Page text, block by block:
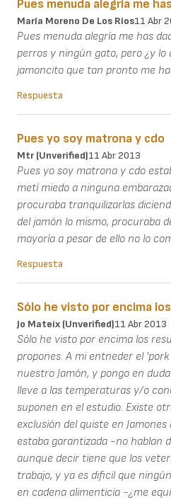
Pues menuda alegría me has
María Moreno De Los Ríos11 Abr
Pues menuda alegría me has
perros y ningún gato, pero ¿y
jamoncito que tan pronto me
Respuesta
Pues yo soy matrona y cdo
Mtr (unverified)11 Abr 2013
Pues yo soy matrona y cdo
metí miedo a ninguna
procuraba tranquilizarlas
del jamón lo mismo, procuraba
mayoría a pesar de ello no lo
Respuesta
Sólo he visto por encima los
Jo Mateix (unverified)11 Abr 2013
Sólo he visto por encima los
propones. A mi entneder el
nuestro Jamón, y pongo en
lleve a las temperaturas y/o
suponen en el estudio. Existe
exclusión del quiste en
estaba garantizada -no hablan
aunque decir tiene que los
trabajo, y ya es dificil que
en cadena alimenticia -¿me